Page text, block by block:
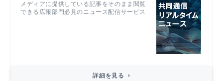
メディアに提供している記事をそのまま閲覧
できる広報部門必見のニュース配信サービス
詳細を見る